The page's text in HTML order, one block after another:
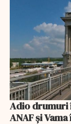
Adio drumuri
ANAF și